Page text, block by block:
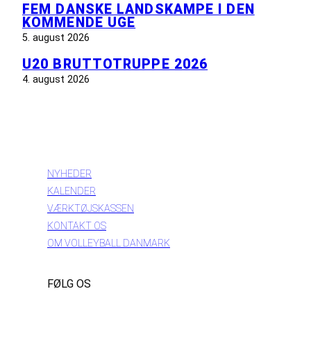
FEM DANSKE LANDSKAMPE I DEN
KOMMENDE UGE
5. august 2026
U20 BRUTTOTRUPPE 2026
4. august 2026
NYHEDER
KALENDER
VÆRKTØJSKASSEN
KONTAKT OS
OM VOLLEYBALL DANMARK
FØLG OS